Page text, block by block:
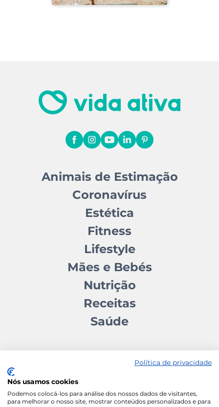
Animais de Estimação
Coronavírus
Estética
Fitness
Lifestyle
Mães e Bebés
Nutrição
Receitas
Saúde
Contactos Quem somos Autores
Estatuto Editorial
Política de privacidade
Nós usamos cookies
Podemos colocá-los para análise dos nossos dados de visitantes,
para melhorar o nosso site, mostrar conteúdos personalizados e para